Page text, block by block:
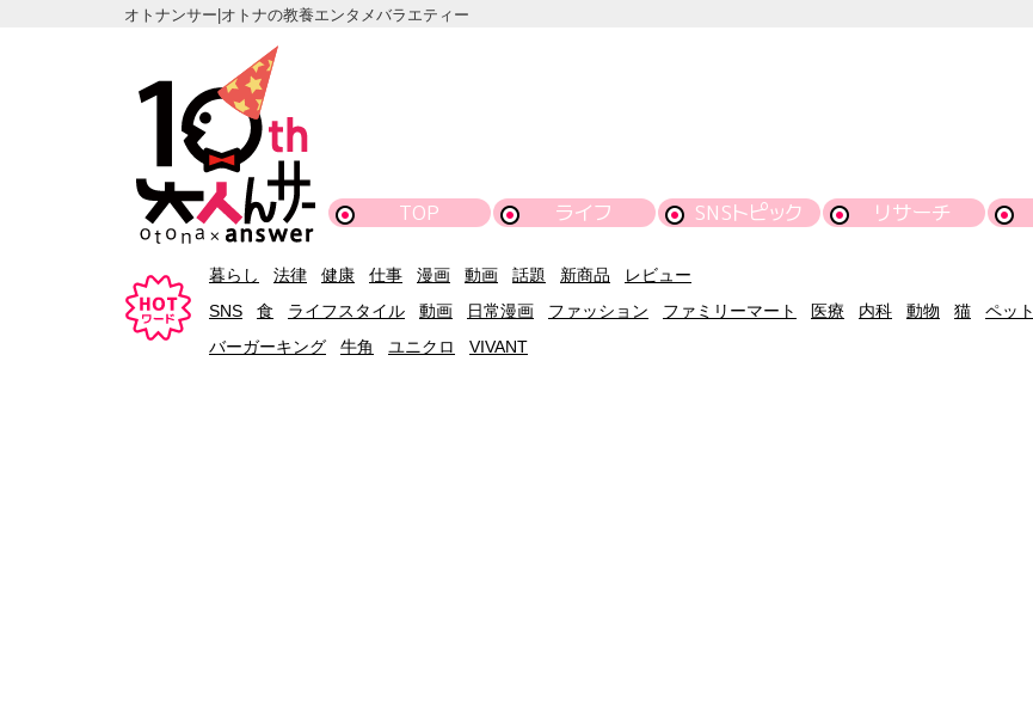
オトナンサー|オトナの教養エンタメバラエティー
TOP ライフ SNSトピック リサーチ
暮らし 法律 健康 仕事 漫画 動画 話題 新商品
レビュー
SNS
食 ライフスタイル 動画 日常漫画 ファッション ファミリーマート 医療 内科 動物 猫 ペット
バーガーキング
牛角 ユニクロ VIVANT